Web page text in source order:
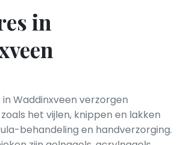
in
Waddinxveen verzorgen
het vijlen, knippen en lakken
behandeling en handverzorging.